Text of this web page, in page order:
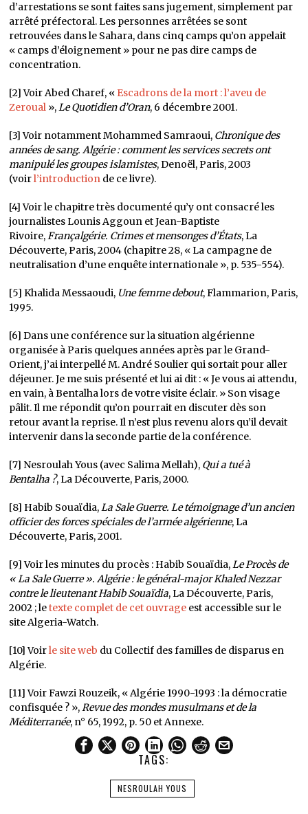
d’arrestations se sont faites sans jugement, simplement par
arrêté préfectoral. Les personnes arrêtées se sont
retrouvées dans le Sahara, dans cinq camps qu’on appelait
« camps d’éloignement » pour ne pas dire camps de
concentration.
[2] Voir Abed Charef, « Escadrons de la mort : l’aveu de
Zeroual »,Le Quotidien d’Oran, 6 décembre 2001.
[3] Voir notamment Mohammed Samraoui, Chronique des
années de sang. Algérie : comment les services secrets ont
manipulé les groupes islamistes, Denoël, Paris, 2003
(voirl’introduction de ce livre).
[4] Voir le chapitre très documenté qu’y ont consacré les
journalistes Lounis Aggoun et Jean-Baptiste
Rivoire,Françalgérie. Crimes et mensonges d’États, La
Découverte, Paris, 2004 (chapitre 28, « La campagne de
neutralisation d’une enquête internationale », p. 535-554).
[5] Khalida Messaoudi, Une femme debout, Flammarion, Paris,
1995.
[6] Dans une conférence sur la situation algérienne
organisée à Paris quelques années après par le Grand-
Orient, j’ai interpellé M. André Soulier qui sortait pour aller
déjeuner. Je me suis présenté et lui ai dit : « Je vous ai attendu,
en vain, à Bentalha lors de votre visite éclair. » Son visage
pâlit. Il me répondit qu’on pourrait en discuter dès son
retour avant la reprise. Il n’est plus revenu alors qu’il devait
intervenir dans la seconde partie de la conférence.
[7] Nesroulah Yous (avec Salima Mellah), Qui a tué à
Bentalha ?, La Découverte, Paris, 2000.
[8] Habib Souaïdia,La Sale Guerre. Le témoignage d’un ancien
officier des forces spéciales de l’armée algérienne, La
Découverte, Paris, 2001.
[9] Voir les minutes du procès : Habib Souaïdia,Le Procès de
« La Sale Guerre ». Algérie : le général-major Khaled Nezzar
contre le lieutenant Habib Souaïdia, La Découverte, Paris,
2002 ; letexte complet de cet ouvrage est accessible sur le
site Algeria-Watch.
[10] Voirle site web du Collectif des familles de disparus en
Algérie.
[11] Voir Fawzi Rouzeik, « Algérie 1990-1993 : la démocratie
confisquée ? »,Revue des mondes musulmans et de la
Méditerranée, n° 65, 1992, p. 50 et Annexe.
TAGS:
NESROULAH YOUS